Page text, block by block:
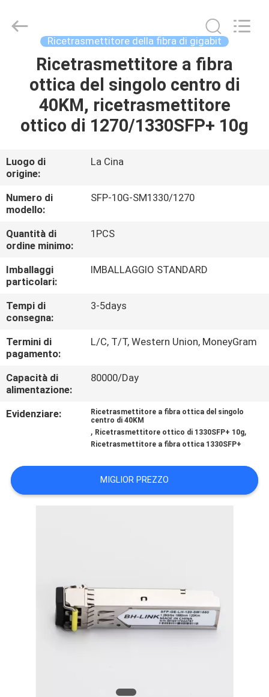
CASA
PRODOTTI
NOI
GIRO
DELLA
FABBRICA
CONTROLLO
DI
QUALITÀ
MAPPA
DEL
SITO
WanyYi Telecom Tech Co.,Limited.
Ricetrasmettitore della fibra di gigabit
Ricetrasmettitore a fibra
ottica del singolo centro di
40KM, ricetrasmettitore
ottico di 1270/1330SFP+ 10g
Luogo di
origine:
La Cina
Numero di
modello:
SFP-10G-SM1330/1270
Quantità di
ordine minimo:
1PCS
Imballaggi
particolari:
IMBALLAGGIO STANDARD
Tempi di
consegna:
3-5days
Termini di
pagamento:
L/C, T/T, Western Union, MoneyGram
Capacità di
alimentazione:
80000/Day
Evidenziare:
Ricetrasmettitore a fibra ottica del singolo
centro di 40KM
, Ricetrasmettitore ottico di 1330SFP+ 10g,
Ricetrasmettitore a fibra ottica 1330SFP+
MIGLIOR PREZZO